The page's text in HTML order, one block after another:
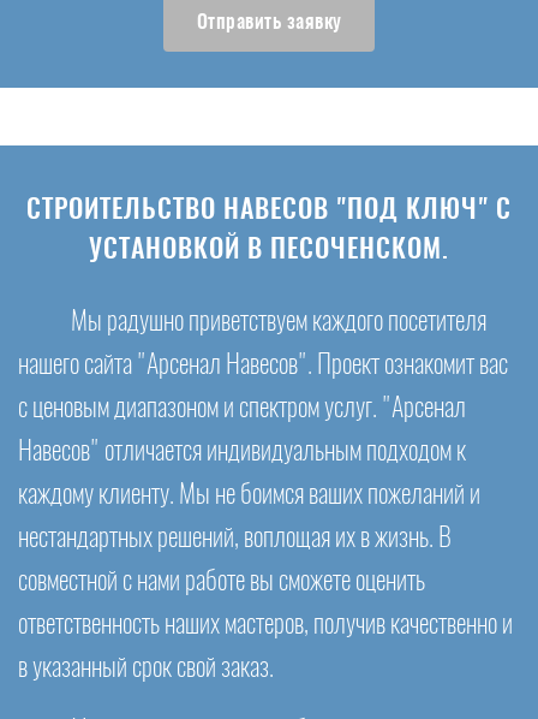
Отправить заявку
СТРОИТЕЛЬСТВО НАВЕСОВ "ПОД КЛЮЧ" С
УСТАНОВКОЙ В ПЕСОЧЕНСКОМ.
Мы радушно приветствуем каждого посетителя
нашего сайта "Арсенал Навесов". Проект ознакомит вас
с ценовым диапазоном и спектром услуг. "Арсенал
Навесов" отличается индивидуальным подходом к
каждому клиенту. Мы не боимся ваших пожеланий и
нестандартных решений, воплощая их в жизнь. В
совместной с нами работе вы сможете оценить
ответственность наших мастеров, получив качественно и
в указанный срок свой заказ.